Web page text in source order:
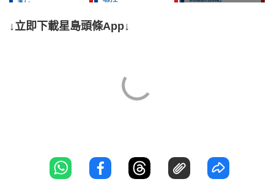
↓立即下載星島頭條App↓